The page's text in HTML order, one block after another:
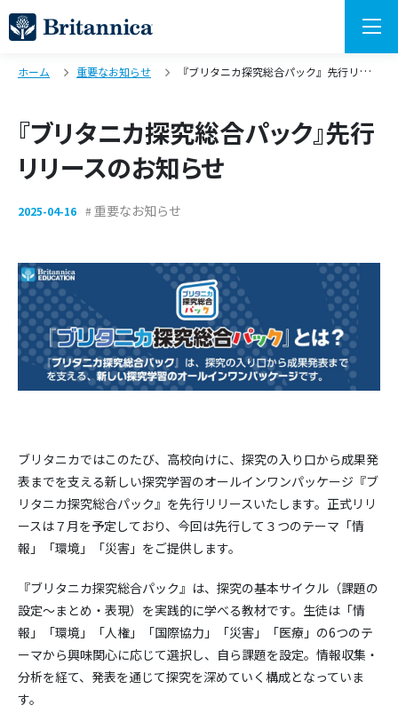
ホーム 重要なお知らせ 『ブリタニカ探究総合パック』先行リリースのお知らせ
『ブリタニカ探究総合パック』先行
リリースのお知らせ
2025-04-16 重要なお知らせ
ブリタニカではこのたび、高校向けに、探究の入り口から成果発
表までを支える新しい探究学習のオールインワンパッケージ『ブ
リタニカ探究総合パック』を先行リリースいたします。正式リリ
ースは７月を予定しており、今回は先行して３つのテーマ「情
報」「環境」「災害」をご提供します。
『ブリタニカ探究総合パック』は、探究の基本サイクル（課題の
設定〜まとめ・表現）を実践的に学べる教材です。生徒は「情
報」「環境」「人権」「国際協力」「災害」「医療」の6つのテ
ーマから興味関心に応じて選択し、自ら課題を設定。情報収集・
分析を経て、発表を通じて探究を深めていく構成となっていま
す。